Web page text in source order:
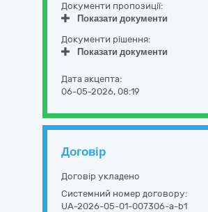
Документи пропозиції:
Показати документи
Документи рішення:
Показати документи
Дата акцепта:
06-05-2026, 08:19
Договір
Договір укладено
Системний номер договору:
UA-2026-05-01-007306-a-b1